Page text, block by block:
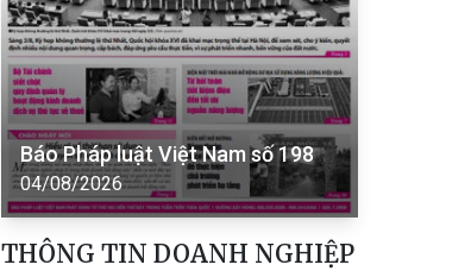
Báo Pháp luật Việt Nam số 198
04/08/2026
THÔNG TIN DOANH NGHIỆP